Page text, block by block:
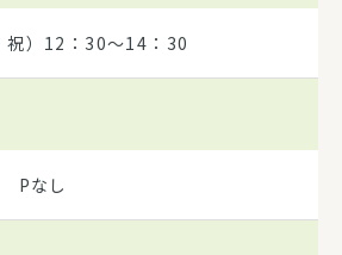
祝）12：30～14：30
Pなし